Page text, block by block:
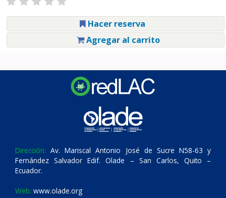
Hacer reserva
Agregar al carrito
Dirección: Av. Mariscal Antonio José de Sucre N58-63 y
Fernández Salvador Edif. Olade – San Carlos, Quito –
Ecuador.
Web: www.olade.org